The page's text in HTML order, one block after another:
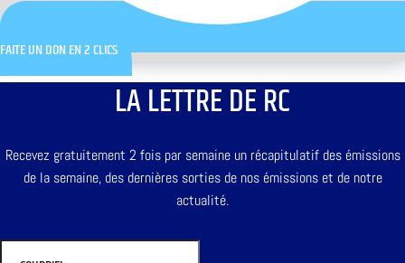
FAITE UN DON EN 2 CLICS
LA LETTRE DE RC
Recevez gratuitement 2 fois par semaine un récapitulatif des émissions
de la semaine, des dernières sorties de nos émissions et de notre
actualité.